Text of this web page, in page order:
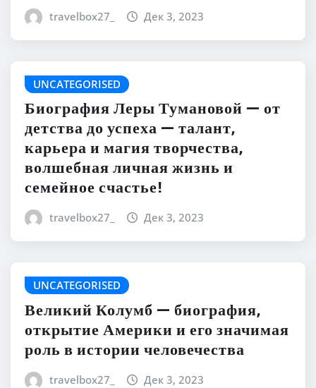
travelbox27_ Дек 3, 2023
UNCATEGORISED
Биография Леры Тумановой — от
детства до успеха — талант,
карьера и магия творчества,
волшебная личная жизнь и
семейное счастье!
travelbox27_ Дек 3, 2023
UNCATEGORISED
Великий Колумб — биография,
открытие Америки и его значимая
роль в истории человечества
travelbox27_ Дек 3, 2023